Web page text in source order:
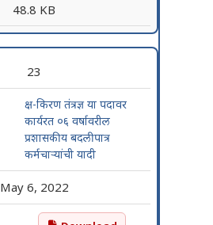
48.8 KB
23
क्ष-किरण तंत्रज्ञ या पदावर
कार्यरत ०६ वर्षावरील
प्रशासकीय बदलीपात्र
कर्मचाऱ्यांची यादी
May 6, 2022